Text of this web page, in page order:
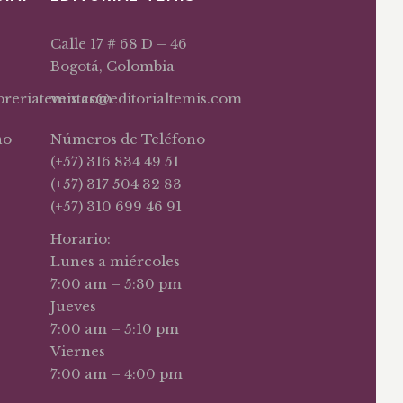
Calle 17 # 68 D – 46
Bogotá, Colombia
ventas@editorialtemis.com
Números de Teléfono
(+57) 316 834 49 51
(+57) 317 504 32 83
(+57) 310 699 46 91
Horario:
Lunes a miércoles
7:00 am – 5:30 pm
Jueves
7:00 am – 5:10 pm
Viernes
7:00 am – 4:00 pm